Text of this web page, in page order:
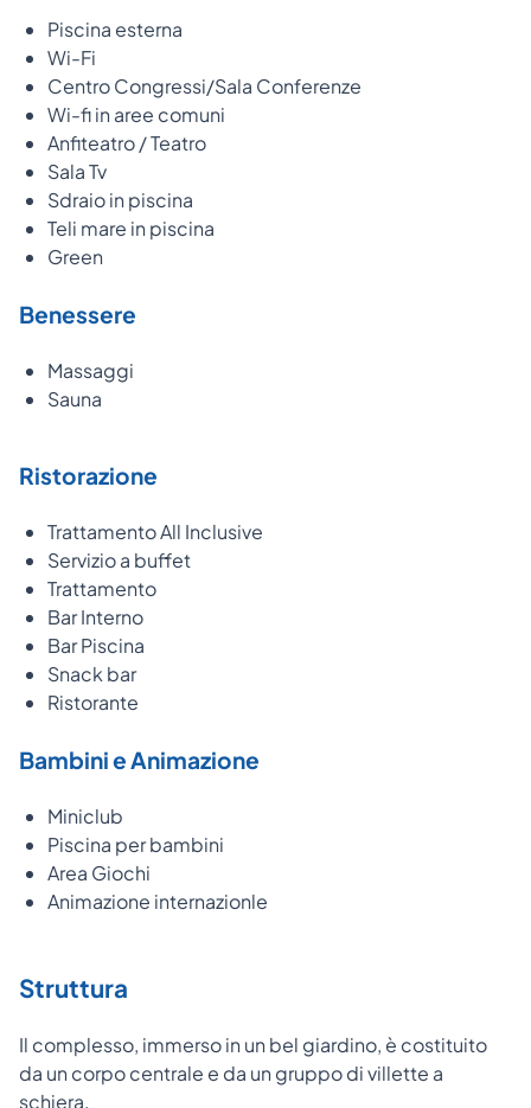
Piscina esterna
Wi-Fi
Centro Congressi/Sala Conferenze
Wi-fi in aree comuni
Anfiteatro / Teatro
Sala Tv
Sdraio in piscina
Teli mare in piscina
Green
Benessere
Massaggi
Sauna
Ristorazione
Trattamento All Inclusive
Servizio a buffet
Trattamento
Bar Interno
Bar Piscina
Snack bar
Ristorante
Bambini e Animazione
Miniclub
Piscina per bambini
Area Giochi
Animazione internazionle
Struttura
Il complesso, immerso in un bel giardino, è costituito
da un corpo centrale e da un gruppo di villette a
schiera.